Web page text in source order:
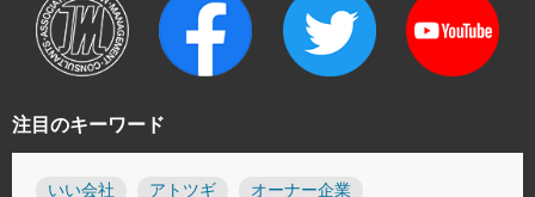
注目のキーワード
いい会社 アトツギ オーナー企業